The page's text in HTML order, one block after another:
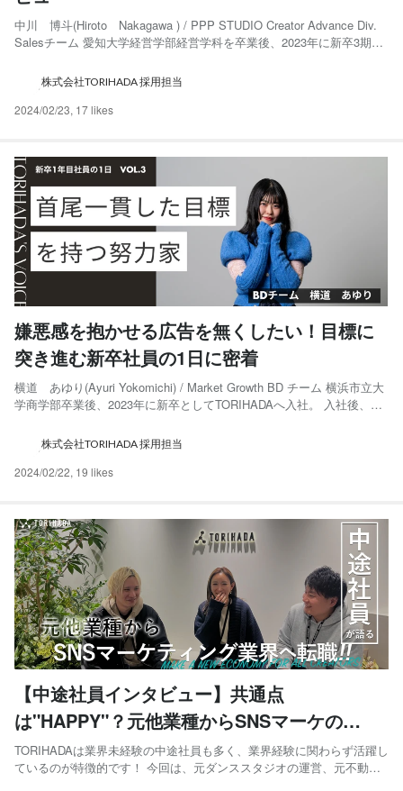
中川 博斗(Hiroto Nakagawa ) / PPP STUDIO Creator Advance Div.
Salesチーム 愛知大学経営学部経営学科を卒業後、2023年に新卒3期生
当。その後、2023年12月度よりPPP STU...
株式会社TORIHADA 採用担当
2024/02/23, 17 likes
嫌悪感を抱かせる広告を無くしたい！目標に
突き進む新卒社員の1日に密着
横道 あゆり(Ayuri Yokomichi) / Market Growth BD チーム 横浜市立大
学商学部卒業後、2023年に新卒としてTORIHADAへ入社。 入社後、
業に携わる。 Q. 高校から学生時代、TORIHADAに入社...
株式会社TORIHADA 採用担当
2024/02/22, 19 likes
【中途社員インタビュー】共通点
は"HAPPY"？元他業種からSNSマーケの
TORIHADAに転職を決めたきっかけ、共通点
とは？
TORIHADAは業界未経験の中途社員も多く、業界経験に関わらず活躍し
ているのが特徴的です！ 今回は、元ダンススタジオの運営、元不動産